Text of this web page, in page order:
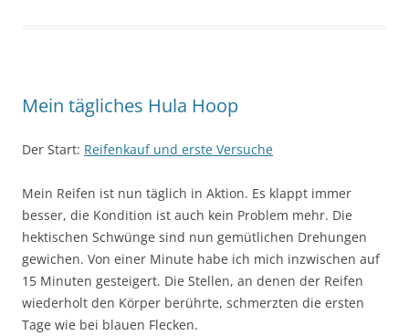
Mein tägliches Hula Hoop
Der Start: Reifenkaufund erste Versuche
Mein Reifen ist nun täglich in Aktion. Es klappt immer
besser, die Kondition ist auch kein Problem mehr. Die
hektischen Schwünge sind nun gemütlichen Drehungen
gewichen. Von einer Minute habe ich mich inzwischen auf
15 Minuten gesteigert. Die Stellen, an denen der Reifen
wiederholt den Körper berührte, schmerzten die ersten
Tage wie bei blauen Flecken.